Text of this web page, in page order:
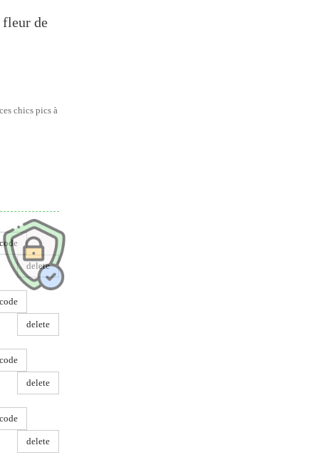
fleur de
chics pics à
code
delete
code
delete
code
delete
code
delete